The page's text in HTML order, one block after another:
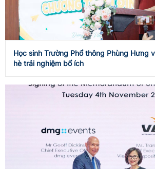
Học sinh Trường Phổ thông Phùng Hưng
hè trải nghiệm bổ ích